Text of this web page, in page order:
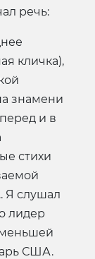
речь:
кличка),
знамени
и в
стихи
Я слушал
лидер
меньшей
США.